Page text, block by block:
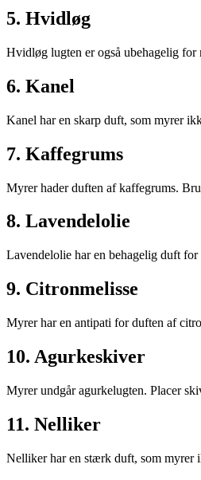
5. Hvidløg
Hvidløg lugten er også ubehagelig
6. Kanel
Kanel har en skarp duft, som myrer
7. Kaffegrums
Myrer hader duften af kaffegrums.
8. Lavendelolie
Lavendelolie har en behagelig duft
9. Citronmelisse
Myrer har en antipati for duften af
10. Agurkeskiver
Myrer undgår agurkelugten. Placer
11. Nelliker
Nelliker har en stærk duft, som myrer